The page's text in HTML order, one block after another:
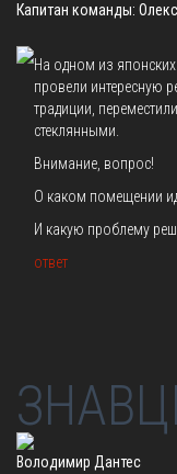
Капитан команды:
На одном из
провели интересную
традиции,
стеклянными.
Внимание, вопрос!
О каком помещении
И какую проблему
ответ
ЗНАВЦІ
Володимир Дантес